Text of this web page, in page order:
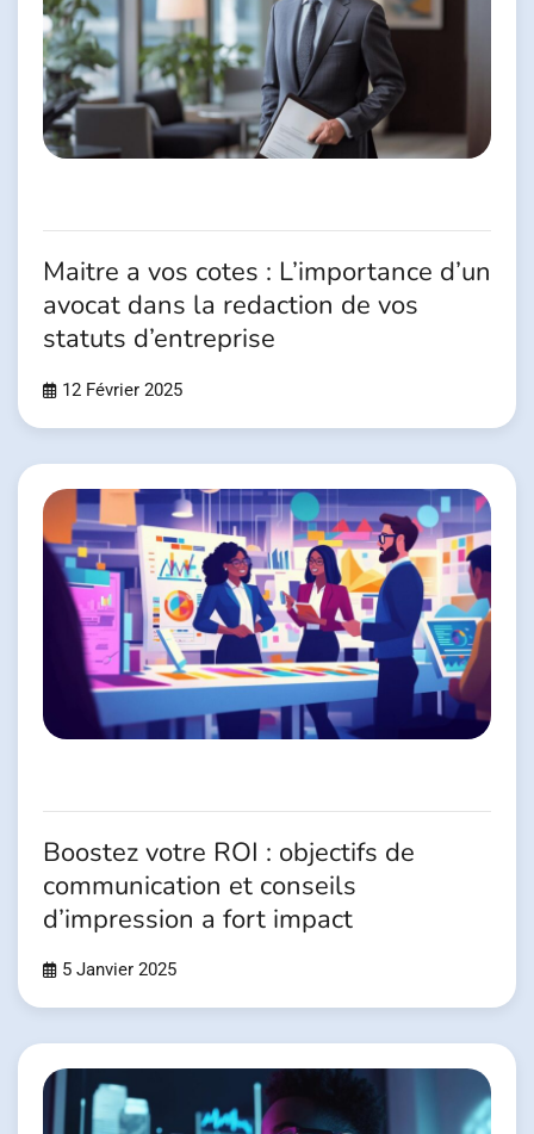
Maitre a vos cotes : L’importance d’un
avocat dans la redaction de vos
statuts d’entreprise
12 Février 2025
Boostez votre ROI : objectifs de
communication et conseils
d’impression a fort impact
5 Janvier 2025